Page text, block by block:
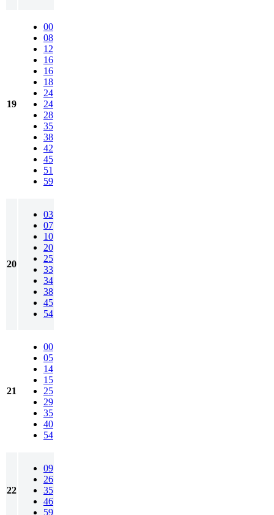
19
00
08
12
16
16
18
24
24
28
35
38
42
45
51
59
20
03
07
10
20
25
33
34
38
45
54
21
00
05
14
15
25
29
35
40
54
22
09
26
35
46
59